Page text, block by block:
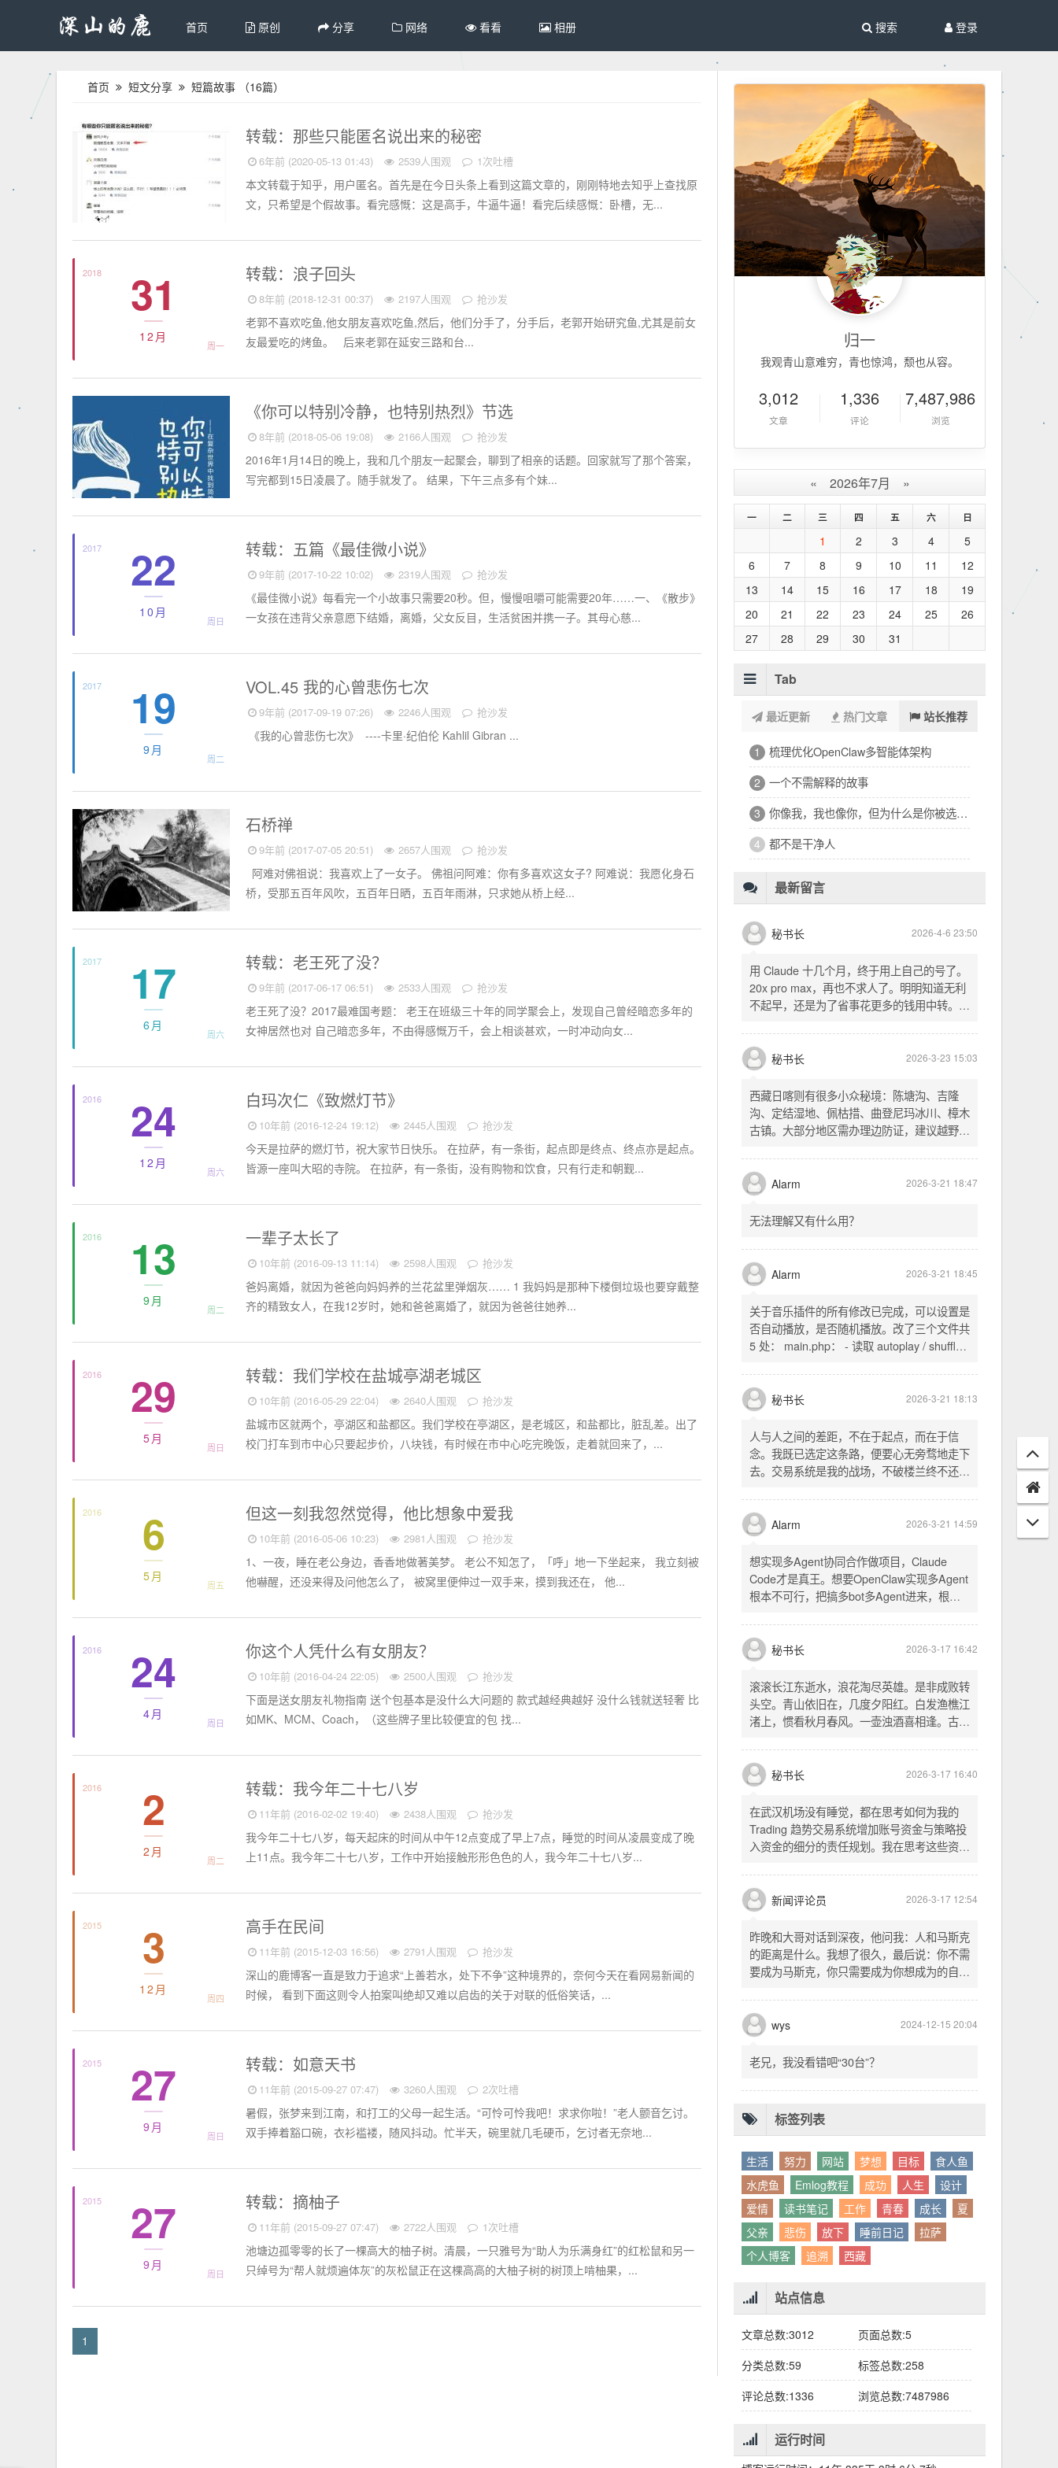
首页 原创 分享 网络 看看 相册 登录
搜索
首页 短文分享 短篇故事 （16篇）
转载：那些只能匿名说出来的秘密
6年前 (2020-05-13 01:43) 2539人围观 1次吐槽
本文转载于知乎，用户匿名。首先是在今日头条上看到这篇文章的，刚刚特地去知乎上查找原
文，只希望是个假故事。看完感慨：这是高手，牛逼牛逼！看完后续感慨：卧槽，无...
2018 31
12月
周一
转载：浪子回头
8年前 (2018-12-31 00:37) 2197人围观 抢沙发
老郭不喜欢吃鱼,他女朋友喜欢吃鱼,然后，他们分手了，分手后，老郭开始研究鱼,尤其是前女
友最爱吃的烤鱼。 后来老郭在延安三路和台...
《你可以特别冷静，也特别热烈》节选
8年前 (2018-05-06 19:08) 2166人围观 抢沙发
2016年1月14日的晚上，我和几个朋友一起聚会，聊到了相亲的话题。回家就写了那个答案，
写完都到15日凌晨了。随手就发了。 结果，下午三点多有个妹...
2017 22
10月
周日
转载：五篇《最佳微小说》
9年前 (2017-10-22 10:02) 2319人围观 抢沙发
《最佳微小说》每看完一个小故事只需要20秒。但，慢慢咀嚼可能需要20年……一、《散步》
一女孩在违背父亲意愿下结婚，离婚，父女反目，生活贫困并携一子。其母心慈...
2017 19
9月
周二
VOL.45 我的心曾悲伤七次
9年前 (2017-09-19 07:26) 2246人围观 抢沙发
《我的心曾悲伤七次》 ----卡里·纪伯伦 Kahlil Gibran ...
短篇故事 石桥禅
9年前 (2017-07-05 20:51) 2657人围观 抢沙发
阿难对佛祖说：我喜欢上了一女子。 佛祖问阿难：你有多喜欢这女子? 阿难说：我愿化身石
桥，受那五百年风吹，五百年日晒，五百年雨淋，只求她从桥上经...
2017 17
6月
周六
转载：老王死了没？
9年前 (2017-06-17 06:51) 2533人围观 抢沙发
老王死了没？2017最难国考题： 老王在班级三十年的同学聚会上，发现自己曾经暗恋多年的
女神居然也对 自己暗恋多年，不由得感慨万千，会上相谈甚欢，一时冲动向女...
2016 24
12月
周六
白玛次仁《致燃灯节》
10年前 (2016-12-24 19:12) 2445人围观 抢沙发
今天是拉萨的燃灯节，祝大家节日快乐。 在拉萨，有一条街，起点即是终点、终点亦是起点。
皆源一座叫大昭的寺院。 在拉萨，有一条街，没有购物和饮食，只有行走和朝觐...
2016 13
9月
周二
一辈子太长了
10年前 (2016-09-13 11:14) 2598人围观 抢沙发
爸妈离婚，就因为爸爸向妈妈养的兰花盆里弹烟灰…… 1 我妈妈是那种下楼倒垃圾也要穿戴整
齐的精致女人，在我12岁时，她和爸爸离婚了，就因为爸爸往她养...
2016 29
5月
周日
转载：我们学校在盐城亭湖老城区
10年前 (2016-05-29 22:04) 2640人围观 抢沙发
盐城市区就两个，亭湖区和盐都区。我们学校在亭湖区，是老城区，和盐都比，脏乱差。出了
校门打车到市中心只要起步价，八块钱，有时候在市中心吃完晚饭，走着就回来了，...
2016 6
5月
周五
但这一刻我忽然觉得，他比想象中爱我
10年前 (2016-05-06 10:23) 2981人围观 抢沙发
1、一夜，睡在老公身边，香香地做著美梦。 老公不知怎了，「呼」地一下坐起来， 我立刻被
他嚇醒，还没来得及问他怎么了， 被窝里便伸过一双手来，摸到我还在， 他...
2016 24
4月
周日
你这个人凭什么有女朋友？
10年前 (2016-04-24 22:05) 2500人围观 抢沙发
下面是送女朋友礼物指南 送个包基本是没什么大问题的 款式越经典越好 没什么钱就送轻奢 比
如MK、MCM、Coach，（这些牌子里比较便宜的包 找...
2016 2
2月
周二
转载：我今年二十七八岁
11年前 (2016-02-02 19:40) 2438人围观 抢沙发
我今年二十七八岁，每天起床的时间从中午12点变成了早上7点，睡觉的时间从凌晨变成了晚
上11点。我今年二十七八岁，工作中开始接触形形色色的人，我今年二十七八岁...
2015 3
12月
周四
高手在民间
11年前 (2015-12-03 16:56) 2791人围观 抢沙发
深山的鹿博客一直是致力于追求“上善若水，处下不争”这种境界的，奈何今天在看网易新闻的
时候， 看到下面这则令人拍案叫绝却又难以启齿的关于对联的低俗笑话，...
2015 27
9月
周日
转载：如意天书
11年前 (2015-09-27 07:47) 3260人围观 2次吐槽
暑假，张梦来到江南，和打工的父母一起生活。“可怜可怜我吧！求求你啦！”老人颤音乞讨。
双手捧着豁口碗，衣衫褴褛，随风抖动。忙半天，碗里就几毛硬币，乞讨者无奈地...
2015 27
9月
周日
转载：摘柚子
11年前 (2015-09-27 07:47) 2722人围观 1次吐槽
池塘边孤零零的长了一棵高大的柚子树。清晨，一只雅号为“助人为乐满身红”的红松鼠和另一
只绰号为“帮人就烦遍体灰”的灰松鼠正在这棵高高的大柚子树的树顶上啃柚果，...
1
归一
我观青山意难穷，青也惊鸿，颓也从容。
3,012
文章
1,336
评论
7,487,986
浏览
« 2026年7月 »
一 二 三 四 五 六 日
1 2 3 4
5
6
7 8 9 10 11
12
13
14 15 16 17 18
19
20
21 22 23 24 25
26
27
28 29 30 31
Tab
最近更新 热门文章 站长推荐
1 浑浑噩噩一整天，签了个十万的工程
2 32岁的深夜，有点惶恐
3 修车、装盖板、忙到深夜的琐碎一天
4 看完文德的二手房，护板一路响回电城
6 十六万二千八提了特斯拉，又看上东园公馆
秘书长 2026-4-6 23:50
用 Claude 十几个月，终于用上自己的号了。
20x pro max，再也不求人了。明明知道无利
不起早，还是为了省事花更多的钱用中转。链
SSH 用 gost 做 HTTP+SOCKS 转换才能用
多 Agent。配置麻烦了点，设定好了后直接任
意 IP 进行 SSH 登录。畅用，值得纪念。
秘书长 2026-3-23 15:03
西藏日喀则有很多小众秘境：陈塘沟、吉隆
沟、定结湿地、佩枯措、曲登尼玛冰川、樟木
古镇。大部分地区需办理边防证，建议越野
经吉隆口岸前往加德满都，沿途风景绝美。
Alarm
无法理解又有什么用？
Alarm 2026-3-21 18:45
关于音乐插件的所有修改已完成，可以设置是
否自动播放，是否随机播放。改了三个文件共
5 处： main.php： - 读取 autoplay / shuffle
一行两个复选框（自动播放音乐 / 默认随机播
放），带配套 CSS track.php： - 在 var
playlist = [...] 后面输出 _p4zAutoplay 和
autoplay 从后端变量读取，不再硬编码 false
- shuffle 后台开启时强制随机，否则走
秘书长 2026-3-21 18:13
人与人之间的差距，不在于起点，而在于信
念。我既已选定这条路，便要心无旁骛地走下
去。交易系统是我的战场，不破楼兰终不还。
唯有目标，不可动摇。
Alarm 2026-3-21 14:59
想实现多Agent协同合作做项目，Claude
Code才是真王。想要OpenClaw实现多Agent
根本不可行，把搞多bot多Agent进来，根本
秘书长 2026-3-17 16:42
滚滚长江东逝水，浪花淘尽英雄。是非成败转
头空。青山依旧在，几度夕阳红。白发渔樵江
渚上，惯看秋月春风。一壶浊酒喜相逢。古今
的开篇词，气势磅礴，感慨历史兴衰、人生短
暂。晚饭时在墙上看到这句诗，让人感慨万
千。历史长河滚滚向前，多少英雄豪杰都随江
件事。
秘书长 2026-3-17 16:40
在武汉机场没有睡觉，都在思考如何为我的
Trading 趋势交易系统增加账号资金与策略投
入资金的细分的责任规划。我在思考这些资金
投入资金是每个策略单独分配的资金。昨天回
到家之后，我也在为博客增加这些功能，把交
易系统理念落实到代码层面。东西用久了需要
新闻评论员 2026-3-17 12:54
昨晚和大哥对话到深夜，他问我：人和马斯克
的距离是什么。我想了很久，最后说：你不需
要成为马斯克，你只需要成为你想成为的自
以为差距是钱、是资源、是运气，但真正的差
只问我想做什么。而我们，花了太多时间活成
别人眼中的应该。这句话不是安慰，是提醒：
你的人生，不需要复刻任何人的轨迹。
wys
老兄，我没看错吧“30台”？
标签列表
生活 努力 网站 梦想 目标
食人鱼
水虎鱼
Emlog教程 成功 人生
设计
爱情
读书笔记 工作
父亲
悲伤 放下
个人博客
追溯 西藏
站点信息
文章总数:3012
页面总数:5
分类总数:59
评论总数:1336
浏览总数:7487986